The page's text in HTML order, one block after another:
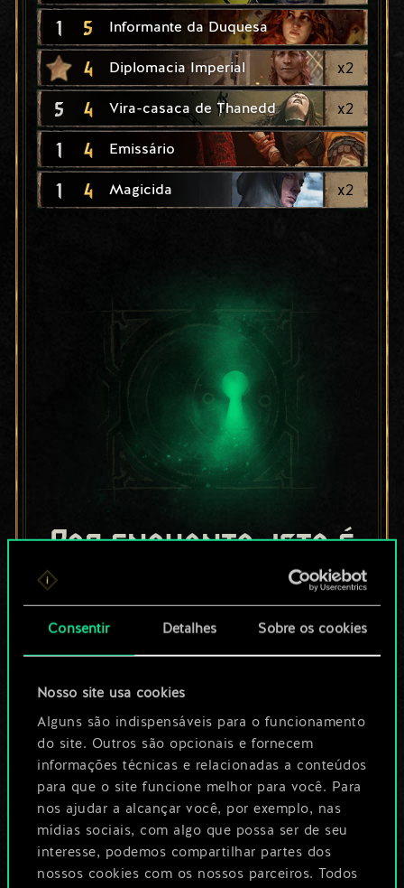
Consentir Detalhes Sobre os cookies
Nosso site usa cookies
Alguns são indispensáveis para o funcionamento
do site. Outros são opcionais e fornecem
informações técnicas e relacionadas a conteúdos
para que o site funcione melhor para você. Para
nos ajudar a alcançar você, por exemplo, nas
mídias sociais, com algo que possa ser de seu
interesse, podemos compartilhar partes dos
nossos cookies com os nossos parceiros. Todos
1 5 Informante da Duquesa
4 Diplomacia Imperial x2
5 4 Vira-casaca de Thanedd x2
1 4 Emissário
1 4 Magicida x2
Por enquanto, isto é
apenas um conjunto
de cartas
compartilhado.
No entanto, dá para
ser muito mais!
Dê um nome para este baralho e crie
um guia